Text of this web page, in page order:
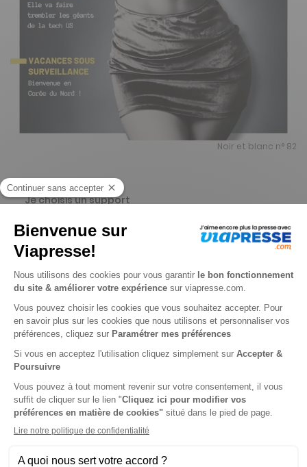
Noir et blanc n° 82
Je choisis un support
Je choisis une durée
N° en cours
3€50
Tarif France métropolitaine
Abonnement 1 an
12 n° • Digital